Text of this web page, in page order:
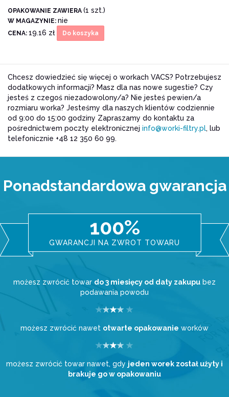
OPAKOWANIE ZAWIERA (1 szt.)
W MAGAZYNIE: nie
CENA: 19.16 zł Do koszyka
Chcesz dowiedzieć się więcej o workach VACS? Potrzebujesz
dodatkowych informacji? Masz dla nas nowe sugestie? Czy
jesteś z czegoś niezadowolony/a? Nie jesteś pewien/a
rozmiaru worka? Jesteśmy dla naszych klientów codziennie
od 9:00 do 15:00 godziny Zapraszamy do kontaktu za
pośrednictwem poczty elektronicznej info@worki-filtry.pl, lub
telefonicznie +48 12 350 60 99.
Ponadstandardowa gwarancja
100%
GWARANCJI NA ZWROT TOWARU
możesz zwrócić towar do 3 miesięcy od daty zakupu bez
podawania powodu
możesz zwrócić nawet otwarte opakowanie worków
możesz zwrócić towar nawet, gdy jeden worek został użyty i
brakuje go w opakowaniu